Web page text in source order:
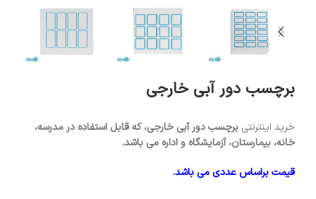
برچسب دور آبی خارجی
خرید اینترنتی برچسب دور آبی خارجی، که قابل استفاده در مدرسه،
خانه، بیمارستان، آزمایشگاه و اداره می باشد.
قیمت براساس عددی می باشد.